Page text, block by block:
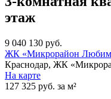
этаж
9 040 130 руб.
ЖК «Микрорайон
Краснодар, ЖК
На карте
127 325 руб. за м²